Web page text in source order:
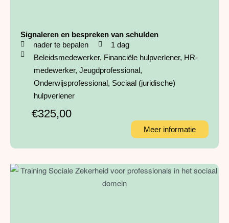
Signaleren en bespreken van schulden
nader te bepalen
1 dag
Beleidsmedewerker, Financiële hulpverlener, HR-
medewerker, Jeugdprofessional,
Onderwijsprofessional, Sociaal (juridische)
hulpverlener
€325,00
Meer informatie